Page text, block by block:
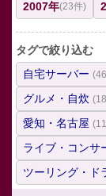
2007年(23件)
タグで絞り込む
自宅サーバー
グルメ・自炊
愛知・名古屋
ライブ・コンサ
ツーリング・ド